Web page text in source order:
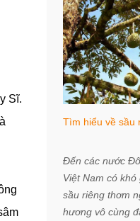
Sĩ.
sầu riêng giống
Monthong (hột
sữa hạt lép (hột
chọn mua được
lép Chín Hoá
thông tin chia
vàng hạt lép
sầu riêng cơm
nhân thương
Vĩnh Thành, Chợ
từ khi có thương
Tìm hiểu về sầu
Đến các nước
Việt Nam có
sầu riêng thơm
hương vô cùng